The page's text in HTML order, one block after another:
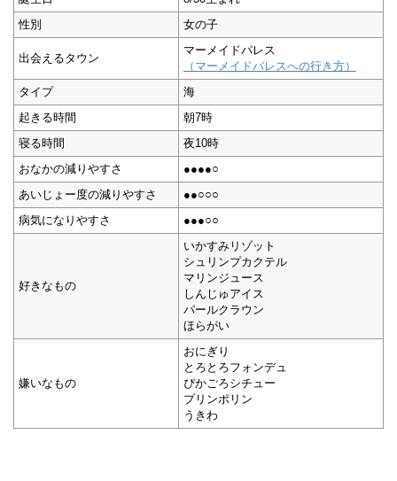
性別
女の子
出会えるタウン
マーメイドパレス
（マーメイドパレスへの行き方）
タイプ
海
起きる時間
朝7時
寝る時間
夜10時
おなかの減りやすさ
●●●●○
あいじょー度の減りやすさ
●●○○○
病気になりやすさ
●●●○○
好きなもの
いかすみリゾット
シュリンプカクテル
マリンジュース
しんじゅアイス
パールクラウン
ほらがい
嫌いなもの
おにぎり
とろとろフォンデュ
ぴかごろシチュー
プリンポリン
うきわ